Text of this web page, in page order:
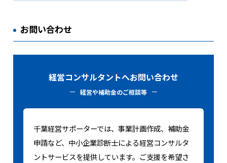
お問い合わせ
経営コンサルタントへお問い合わせ
経営や補助金のご相談等
千葉経営サポーターでは、事業計画作成、補助金
申請など、中小企業診断士による経営コンサルタ
ントサービスを提供しています。ご支援を希望さ